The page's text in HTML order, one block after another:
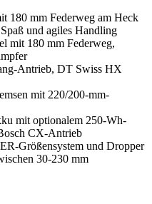
180 mm Federweg am Heck
und agiles Handling
mit 180 mm Federweg,
Antrieb, DT Swiss HX
mit 220/200-mm-
mit optionalem 250-Wh-
CX-Antrieb
Größensystem und Dropper
30-230 mm